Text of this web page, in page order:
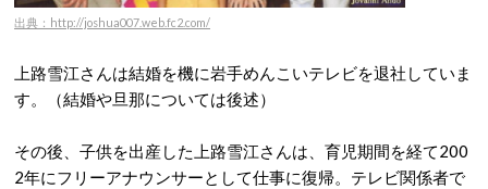
出典：http://joshua007.web.fc2.com/
上路雪江さんは結婚を機に岩手めんこいテレビを退社していま
す。（結婚や旦那については後述）
その後、子供を出産した上路雪江さんは、育児期間を経て200
2年にフリーアナウンサーとして仕事に復帰。テレビ関係者で